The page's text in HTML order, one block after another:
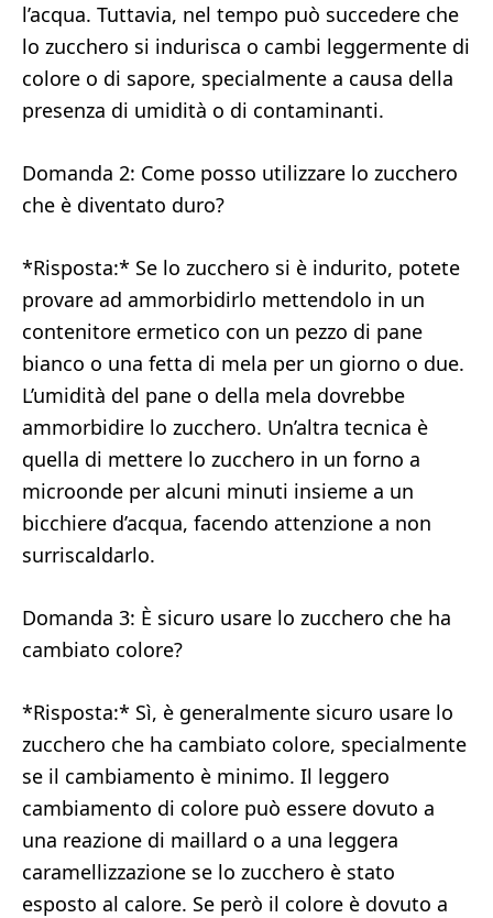
l’acqua. Tuttavia, nel tempo può succedere che
lo zucchero si indurisca o cambi leggermente di
colore o di sapore, specialmente a causa della
presenza di umidità o di contaminanti.
Domanda 2: Come posso utilizzare lo zucchero
che è diventato duro?
*Risposta:* Se lo zucchero si è indurito, potete
provare ad ammorbidirlo mettendolo in un
contenitore ermetico con un pezzo di pane
bianco o una fetta di mela per un giorno o due.
L’umidità del pane o della mela dovrebbe
ammorbidire lo zucchero. Un’altra tecnica è
quella di mettere lo zucchero in un forno a
microonde per alcuni minuti insieme a un
bicchiere d’acqua, facendo attenzione a non
surriscaldarlo.
Domanda 3: È sicuro usare lo zucchero che ha
cambiato colore?
*Risposta:* Sì, è generalmente sicuro usare lo
zucchero che ha cambiato colore, specialmente
se il cambiamento è minimo. Il leggero
cambiamento di colore può essere dovuto a
una reazione di maillard o a una leggera
caramellizzazione se lo zucchero è stato
esposto al calore. Se però il colore è dovuto a